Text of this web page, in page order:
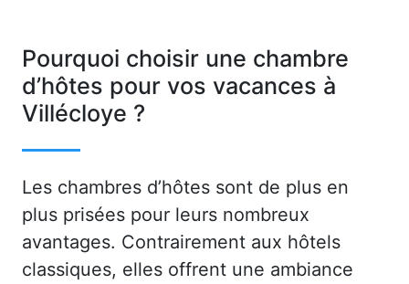
Pourquoi choisir une chambre
d’hôtes pour vos vacances à
Villécloye ?
Les chambres d’hôtes sont de plus en
plus prisées pour leurs nombreux
avantages. Contrairement aux hôtels
classiques, elles offrent une ambiance